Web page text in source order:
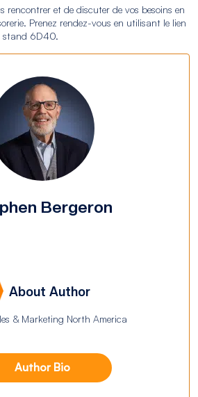
rencontrer et de discuter de vos besoins en
Prenez rendez-vous en utilisant le lien
stand 6D40.
Bergeron
About Author
& Marketing North America
Author Bio